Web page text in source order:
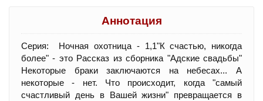
Аннотация
Серия: Ночная охотница - 1,1"К счастью, никогда
более" - это Рассказ из сборника "Адские свадьбы"
Некоторые браки заключаются на небесах... А
некоторые - нет. Что происходит, когда "самый
счастливый день в Вашей жизни" превращается в